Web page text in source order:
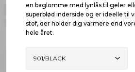
en baglomme med lynlås til geler
superblød inderside og er ideelle
stof, der holder dig varmere end
hele året.